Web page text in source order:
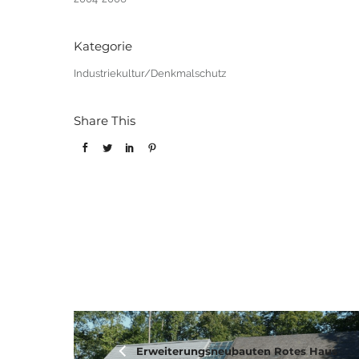
Kategorie
Industriekultur/Denkmalschutz
Share This
Erweiterungsneubauten Rotes Haus